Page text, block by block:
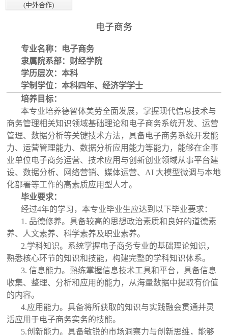
(中外合作)
电子商务
专业名称：电子商务
隶属院系部：财经学院
学历层次：本科
学制学位：本科四年、经济学学士
培养目标：
本专业培养德智体美劳全面发展，掌握现代信息技术与
商务管理相关知识领域基础理论和电子商务系统开发、运营
管理、数据分析等关键技术方法，具备电子商务系统开发能
力、运营管理能力、数据分析应用能力等能力，能够在企事
业单位电子商务运营、技术应用与创新创业领域从事平台建
设、数据分析、网络营销、媒体运营、AI 大模型微调与本地
化部署等工作的高素质应用型人才。
毕业要求：
经过4年的学习，本专业毕业生应达到以下毕业要求：
1. 品德修养。具备较高的思想政治素质和良好的道德素
养、人文素养、科学素养及职业素养。
2.学科知识。系统掌握电子商务专业的基础理论知识，
熟悉核心环节的知识和技能，构建完整的学科知识体系。
3. 信息能力。熟练掌握信息技术工具和平台，具备信息
收集、整理、分析和应用的能力，从海量数据中提取有价值
的内容。
4.应用能力。具备将所获取的知识与实践融会贯通并灵
活应用于电子商务实务的技能。
5.创新能力。具备敏锐的市场洞察力与创新思维，能够